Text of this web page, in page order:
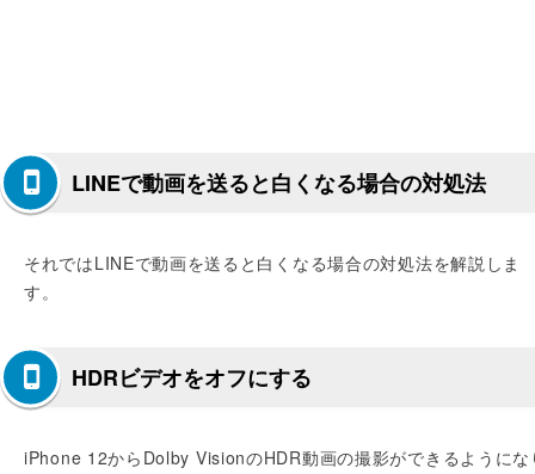
LINEで動画を送ると白くなる場合の対処法
それではLINEで動画を送ると白くなる場合の対処法を解説しま
す。
HDRビデオをオフにする
iPhone 12からDolby VisionのHDR動画の撮影ができるようにな